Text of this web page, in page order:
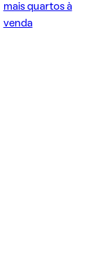
mais quartos à
venda